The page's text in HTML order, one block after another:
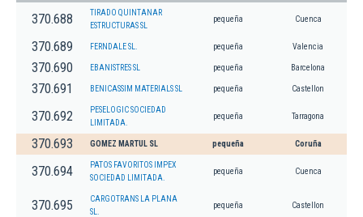
370.688
TIRADO QUINTANAR
ESTRUCTURAS SL
pequeña Cuenca
370.689 FERNDALE SL. pequeña Valencia
370.690 EBANISTRES SL pequeña Barcelona
370.691 BENICASSIM MATERIALS SL pequeña Castellon
370.692
PESELOGIC SOCIEDAD
LIMITADA.
pequeña Tarragona
370.693 GOMEZ MARTUL SL pequeña Coruña
370.694
PATOS FAVORITOS IMPEX
SOCIEDAD LIMITADA.
pequeña Cuenca
370.695
CARGOTRANS LA PLANA
SL.
pequeña Castellon